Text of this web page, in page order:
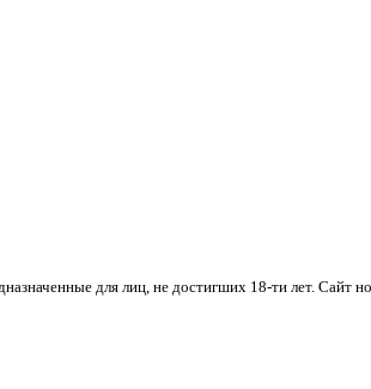
для лиц, не достигших 18-ти лет.